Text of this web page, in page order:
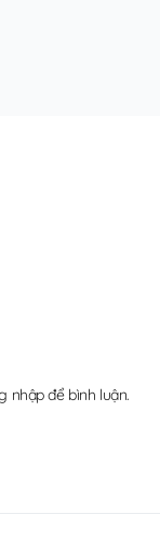
nhậpđể bình luận.